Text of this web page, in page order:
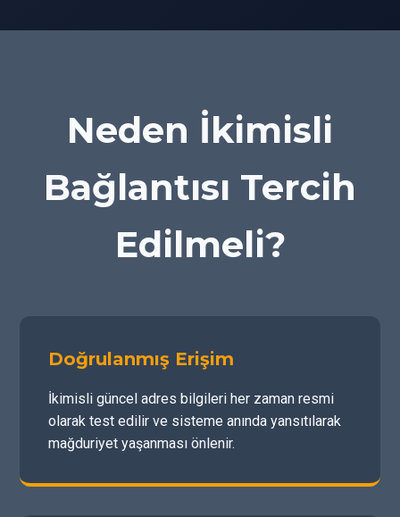
Neden İkimisli
Bağlantısı Tercih
Edilmeli?
Doğrulanmış Erişim
İkimisli güncel adres bilgileri her zaman resmi
olarak test edilir ve sisteme anında yansıtılarak
mağduriyet yaşanması önlenir.